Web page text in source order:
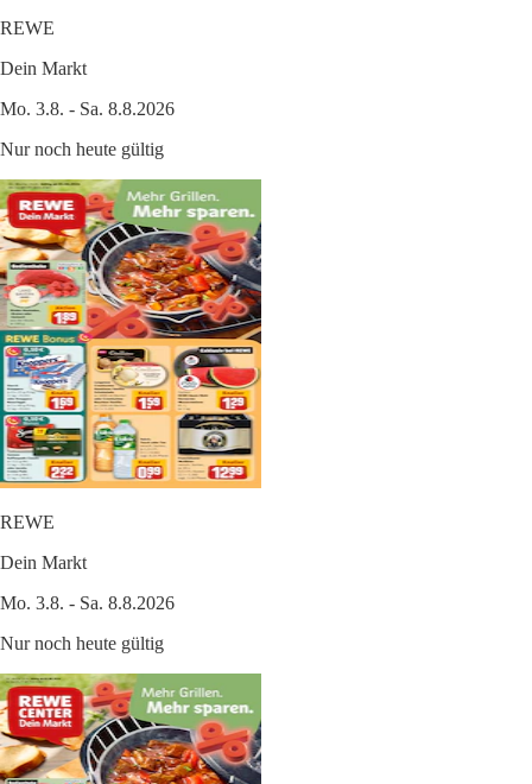
REWE
Dein Markt
Mo. 3.8. - Sa. 8.8.2026
Nur noch heute gültig
REWE
Dein Markt
Mo. 3.8. - Sa. 8.8.2026
Nur noch heute gültig